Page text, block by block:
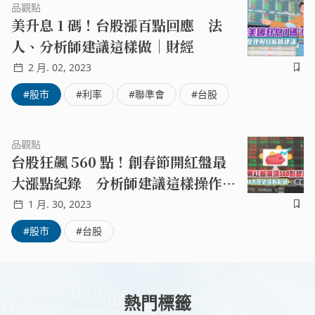
品觀點
美升息 1 碼！台股漲百點回應 法
人、分析師建議這樣做｜財經
2 月. 02, 2023
#股市
#利率 #聯準會 #台股
品觀點
台股狂飆 560 點！創春節開紅盤最
大漲點紀錄 分析師建議這樣操作｜
財經1 月. 30, 2023
#股市
#台股
熱門標籤